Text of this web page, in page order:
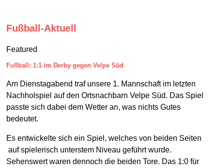
Fußball-Aktuell
Featured
Fußball: 1:1 im Derby gegen Velpe Süd
Am Dienstagabend traf unsere 1. Mannschaft im letzten
Nachholspiel auf den Ortsnachbarn Velpe Süd. Das Spiel
passte sich dabei dem Wetter an, was nichts Gutes
bedeutet.
Es entwickelte sich ein Spiel, welches von beiden Seiten
auf spielerisch unterstem Niveau geführt wurde.
Sehenswert waren dennoch die beiden Tore. Das 1:0 für